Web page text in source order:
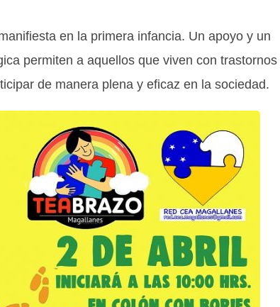
en la primera infancia. Un apoyo y un
permiten a aquellos que viven con trastornos
de manera plena y eficaz en la sociedad.